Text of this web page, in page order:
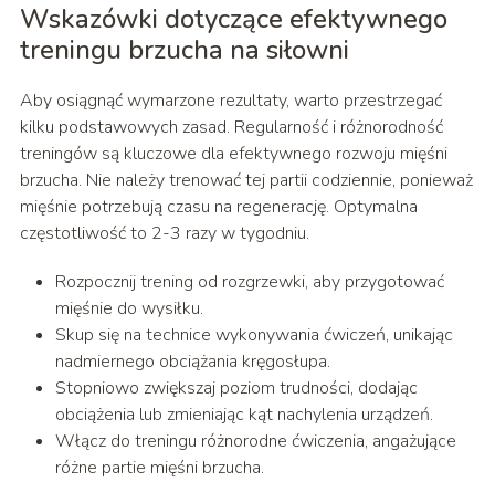
Wskazówki dotyczące efektywnego
treningu brzucha na siłowni
Aby osiągnąć wymarzone rezultaty, warto przestrzegać
kilku podstawowych zasad. Regularność i różnorodność
treningów są kluczowe dla efektywnego rozwoju mięśni
brzucha. Nie należy trenować tej partii codziennie, ponieważ
mięśnie potrzebują czasu na regenerację. Optymalna
częstotliwość to 2-3 razy w tygodniu.
Rozpocznij trening od rozgrzewki, aby przygotować
mięśnie do wysiłku.
Skup się na technice wykonywania ćwiczeń, unikając
nadmiernego obciążania kręgosłupa.
Stopniowo zwiększaj poziom trudności, dodając
obciążenia lub zmieniając kąt nachylenia urządzeń.
Włącz do treningu różnorodne ćwiczenia, angażujące
różne partie mięśni brzucha.